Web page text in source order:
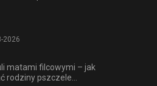
2026
matami filcowymi – jak
rodziny pszczele...